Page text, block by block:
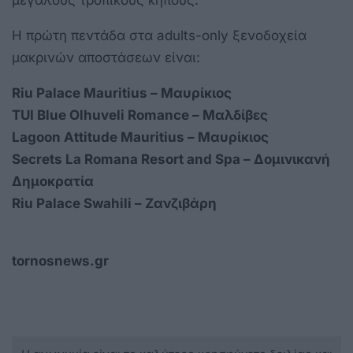
Η πρώτη πεντάδα στα adults-only ξενοδοχεία
μακρινών αποστάσεων είναι:
Riu Palace Mauritius – Μαυρίκιος
TUI Blue Olhuveli Romance – Μαλδίβες
Lagoon Attitude Mauritius – Μαυρίκιος
Secrets La Romana Resort and Spa – Δομινικανή
Δημοκρατία
Riu Palace Swahili – Ζανζιβάρη
tornosnews.gr